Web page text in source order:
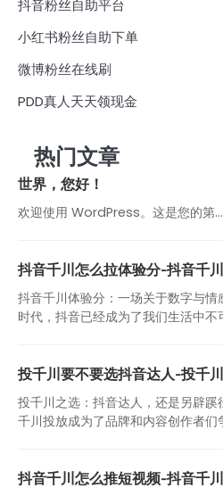
抖音粉丝自助平台
小红书粉丝自助下单
微博粉丝在线刷
PDD真人天天领现金
热门文章
世界，您好！
欢迎使用 WordPress。这是您的第…
抖音千川怎么拉体验分-抖音千
抖音千川体验分：一场关于数字与
时代，抖音已经成为了我们生活中不
投千川要不要选抖音达人-投千
投千川之选：抖音达人，还是另辟蹊
千川投放成为了品牌和内容创作者们
抖音千川怎么推短视频-抖音千